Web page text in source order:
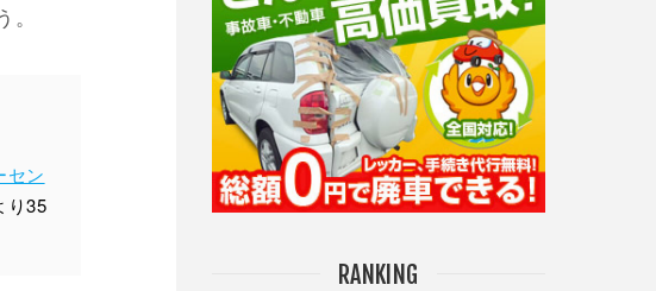
セン
り35
RANKING